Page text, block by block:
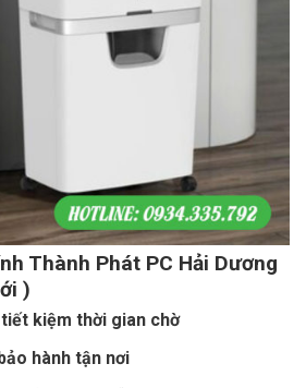
Thành Phát PC Hải Dương
)
kiệm thời gian chờ
hành tận nơi